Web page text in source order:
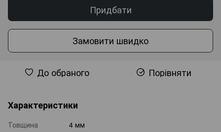
Придбати
Замовити швидко
До обраного Порівняти
Характеристики
Товщина
4 мм